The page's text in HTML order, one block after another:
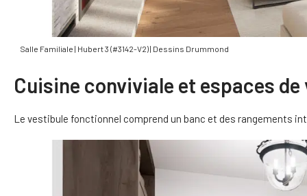
Salle Familiale | Hubert 3 (#3142-V2) | Dessins Drummond
Cuisine conviviale et espaces
Le vestibule fonctionnel comprend un banc et des rangements